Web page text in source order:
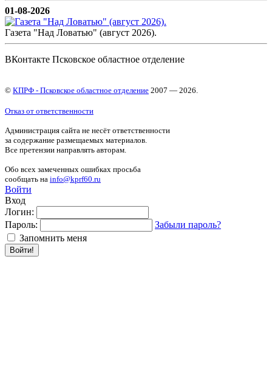
01-08-2026
Газета "Над Ловатью" (август 2026).
ВКонтакте Псковское областное отделение
© КПРФ - Псковское областное отделение 2007 — 2026.
Отказ от ответственности
Администрация сайта не несёт ответственности
за содержание размещаемых материалов.
Все претензии направлять авторам.
Обо всех замеченных ошибках просьба
сообщать на info@kprf60.ru
Войти
Вход
Логин:
Пароль:
Забыли пароль?
Запомнить меня